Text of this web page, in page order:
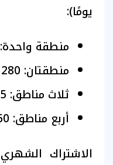
يومًا):
منطقة واحدة: 140 جنيهًا
منطقتان: 280 جنيهًا
ثلاث مناطق: 385 جنيهًا
أربع مناطق: 560 جنيهًا